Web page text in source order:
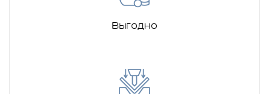
Выгодно